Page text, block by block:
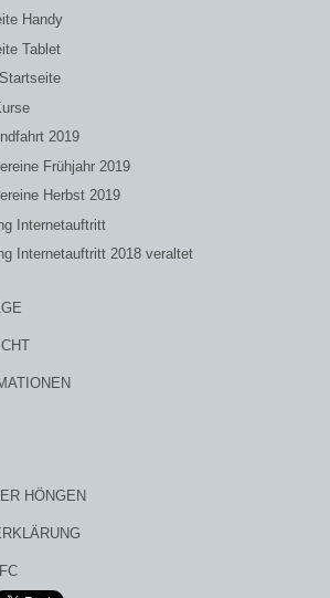
Handy
Tablet
2019
Frühjahr 2019
Herbst 2019
Internetauftritt
Internetauftritt 2018 veraltet
HÖNGEN